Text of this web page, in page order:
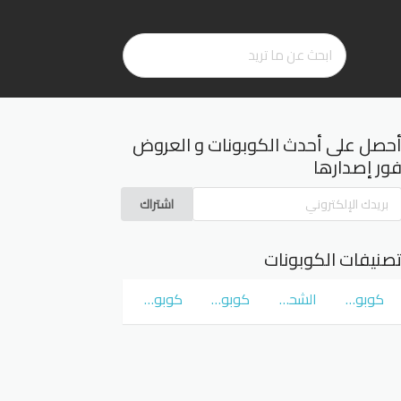
أحصل على أحدث الكوبونات و العروض
فور إصدارها
اشتراك
تصنيفات الكوبونات
كوبونات و عروض سوق كوم الشحن المجاني كوبونات و عروض نمشي Namshi كوبونات و عروض نون Noon